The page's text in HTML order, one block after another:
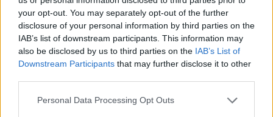
your opt-out. You may separately opt-out of the further
disclosure of your personal information by third parties on the
IAB’s list of downstream participants. This information may
also be disclosed by us to third parties on the IAB’s List of
Downstream Participants that may further disclose it to other
Personal Data Processing Opt Outs
akarja megelőzni
Elektromos
autó
Három hónap: letarolta a piacot a
Volkswagen olcsó villanyautó-családja